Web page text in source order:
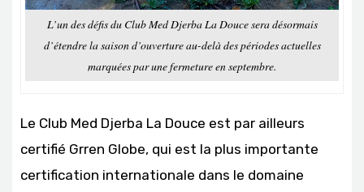
L’un des défis du Club Med Djerba La Douce sera désormais
d’étendre la saison d’ouverture au-delà des périodes actuelles
marquées par une fermeture en septembre.
Le Club Med Djerba La Douce est par ailleurs
certifié Grren Globe, qui est la plus importante
certification internationale dans le domaine